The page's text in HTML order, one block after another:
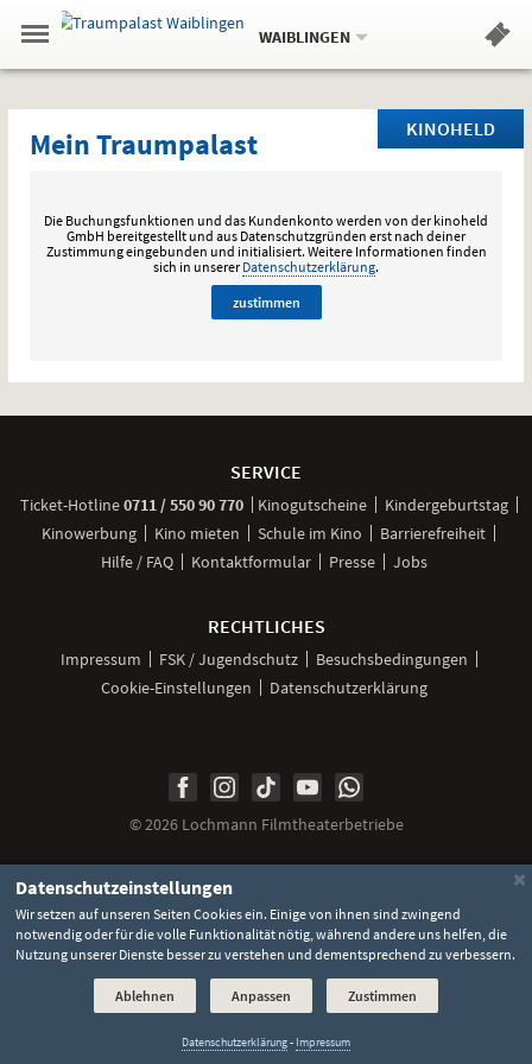
Springe
zum
,zum
.
Navigation
Gehe
zur
Standortauswahl
Standort:
WAIBLINGEN.
Hinweis
Mein
Online-
Buchung
KINOHELD
Mein Traumpalast
Die Buchungsfunktionen und das Kundenkonto werden von der kinoheld
GmbH bereitgestellt und aus Datenschutzgründen erst nach deiner
Zustimmung eingebunden und initialisiert. Weitere Informationen finden
sich in unsererDatenschutzerklärung.
zustimmen
SERVICE
Ticket-Hotline0711 / 550 90 770anrufen
Kinogutscheine
Kindergeburtstag
Kinowerbung
Kino mieten Schule im Kino
Barrierefreiheit
Hilfe / FAQ
Kontaktformular Presse Jobs
RECHTLICHES
Impressum FSK / Jugendschutz
Besuchsbedingungen
Cookie-Einstellungen
Datenschutzerklärung
Unsere
Seite
Facebook
Unsere
Seite
Instagram
Unsere
Seite
TikTok
Unser
Kanal
YouTube
Unser
Kanal
WhatsApp
©2026 Lochmann Filmtheaterbetriebe
×
Datenschutzeinstellungen
Wir setzen auf unseren Seiten Cookies ein. Einige von ihnen sind zwingend
notwendig oder für die volle Funktionalität nötig, während andere uns helfen, die
Nutzung unserer Dienste besser zu verstehen und dementsprechend zu verbessern.
Ablehnen Anpassen Zustimmen
Datenschutzerklärung- Impressum